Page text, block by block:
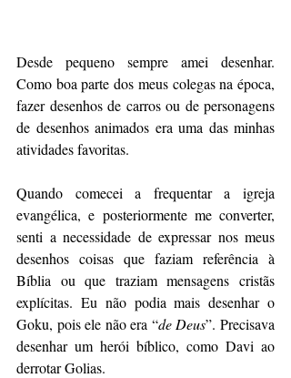
Desde pequeno sempre amei desenhar.
Como boa parte dos meus colegas na época,
fazer desenhos de carros ou de personagens
de desenhos animados era uma das minhas
atividades favoritas.
Quando comecei a frequentar a igreja
evangélica, e posteriormente me converter,
senti a necessidade de expressar nos meus
desenhos coisas que faziam referência à
Bíblia ou que traziam mensagens cristãs
explícitas. Eu não podia mais desenhar o
Goku, pois ele não era “de Deus”. Precisava
desenhar um herói bíblico, como Davi ao
derrotar Golias.